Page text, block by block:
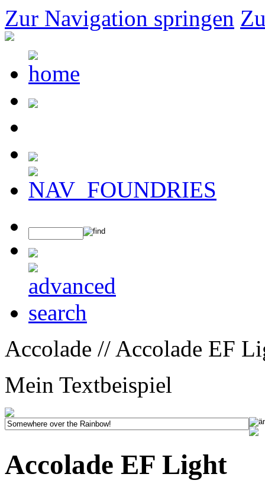
Zur Navigation springen
Accolade // Accolade EF
Mein Textbeispiel
Accolade EF Light